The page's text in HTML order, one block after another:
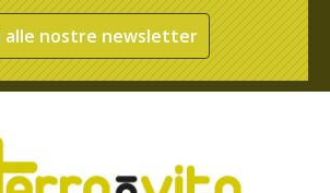
alle nostre newsletter